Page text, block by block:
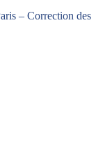
– Correction des